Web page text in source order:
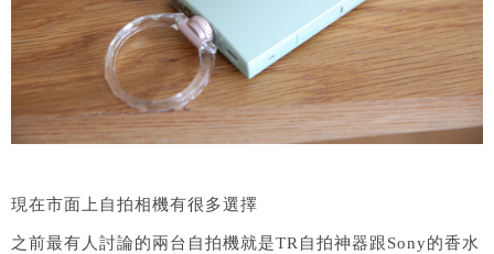
現在市面上自拍相機有很多選擇
之前最有人討論的兩台自拍機就是TR自拍神器跟Sony的香水